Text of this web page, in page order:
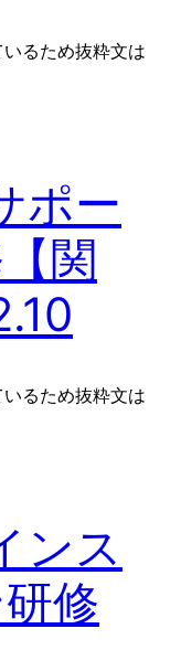
るため抜粋文は
ポー
関
るため抜粋文は
ンス
修